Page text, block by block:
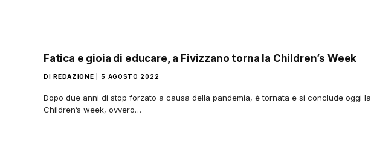
Fatica e gioia di educare, a Fivizzano torna la Children’s Week
DI REDAZIONE 5 AGOSTO 2022
Dopo due anni di stop forzato a causa della pandemia, è tornata e si conclude oggi la
Children’s week, ovvero…